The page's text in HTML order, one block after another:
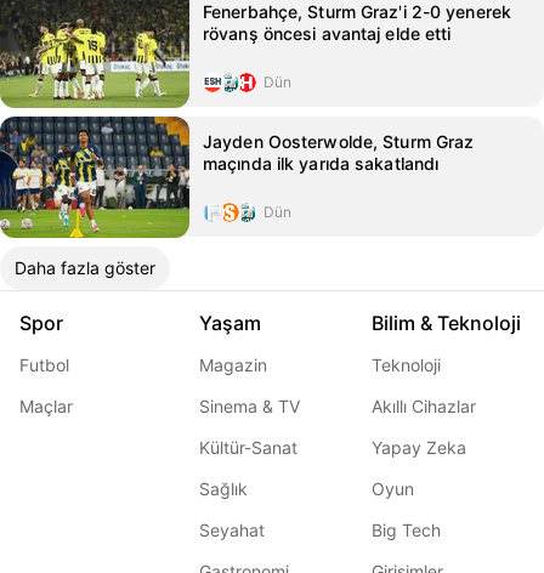
Fenerbahçe, Sturm Graz'i 2-0 yenerek
rövanş öncesi avantaj elde etti
Dün
Jayden Oosterwolde, Sturm Graz
maçında ilk yarıda sakatlandı
Dün
Daha fazla göster
Spor
Futbol
Maçlar
Yaşam
Magazin
Sinema & TV
Kültür-Sanat
Sağlık
Seyahat
Bilim & Teknoloji
Teknoloji
Akıllı Cihazlar
Yapay Zeka
Oyun
Big Tech